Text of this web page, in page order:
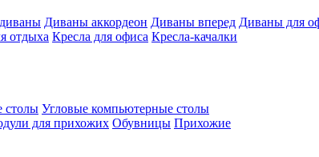
Диваны аккордеон Диваны вперед Диваны для
отдыха Кресла для офиса Кресла-качалки
столы Угловые компьютерные столы
для прихожих Обувницы Прихожие